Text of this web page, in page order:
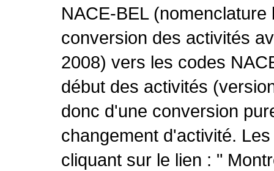
NACE-BEL
conversion des activités
2008) vers les codes
début des activités
donc d'une conversion
changement d'activité.
cliquant sur le lien : "